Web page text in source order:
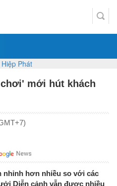
mới hút khách
nhỉnh hơn nhiều so với các
Diễn cảnh vẫn được nhiều